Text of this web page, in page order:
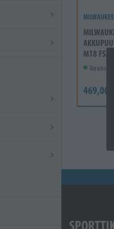
MILWAUKEE
M18 FSZ-0
Varastossa
469,00 €